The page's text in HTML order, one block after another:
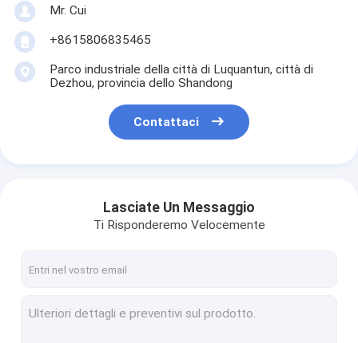
Mr. Cui
+8615806835465
Parco industriale della città di Luquantun, città di
Dezhou, provincia dello Shandong
Contattaci
Lasciate Un Messaggio
Ti Risponderemo Velocemente